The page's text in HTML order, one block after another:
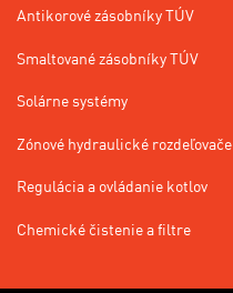
Antikorové zásobníky TÚV
Smaltované zásobníky TÚV
Solárne systémy
Zónové hydraulické rozdeľovače
Regulácia a ovládanie kotlov
Chemické čistenie a filtre